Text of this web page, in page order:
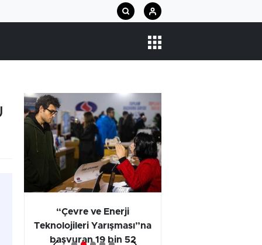
“Çevre ve Enerji
Teknolojileri Yarışması”na
başvuran 19 bin 52